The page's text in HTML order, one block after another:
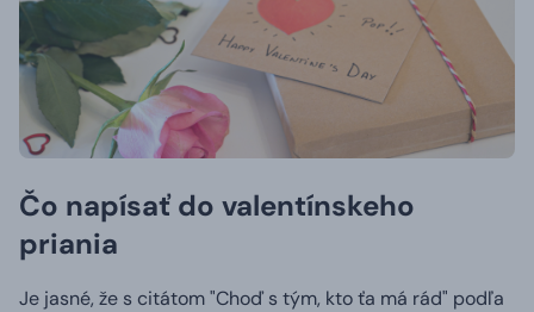
Čo napísať do valentínskeho
priania
Je jasné, že s citátom "Choď s tým, kto ťa má rád" podľa